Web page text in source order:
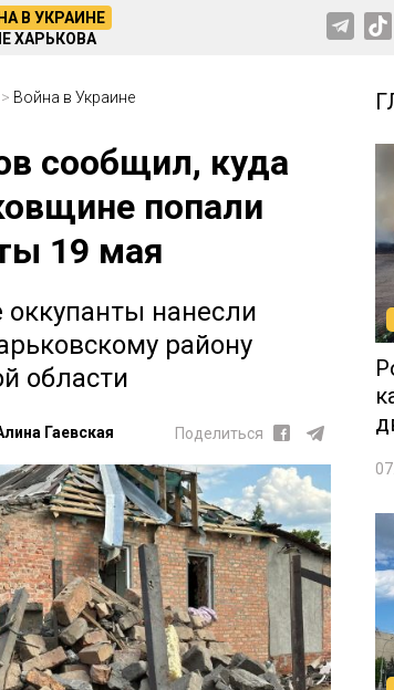
В УКРАИНЕ
ХАРЬКОВА
> Война в Украине
сообщил, куда
попали
19 мая
оккупанты нанесли
району
области
Гаевская Поделиться